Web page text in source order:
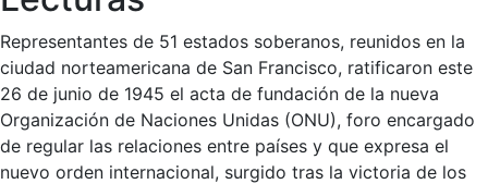
Representantes de 51 estados soberanos, reunidos en la
ciudad norteamericana de San Francisco, ratificaron este
26 de junio de 1945 el acta de fundación de la nueva
Organización de Naciones Unidas (ONU), foro encargado
de regular las relaciones entre países y que expresa el
nuevo orden internacional, surgido tras la victoria de los